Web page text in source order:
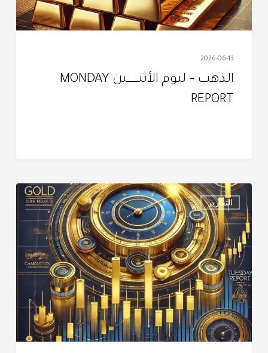
2026-06-13
الذهب – ليوم الأثنــــــــــين MONDAY
REPORT
التقارير
التقرير
اليومي
–
الثـلاثــــــــــــاء
TUESDAY
REPORT